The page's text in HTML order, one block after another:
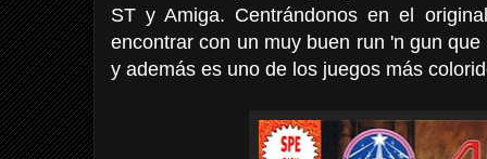
ST y Amiga. Centrándonos en el
encontrar con un muy buen run 'n gun
y además es uno de los juegos más